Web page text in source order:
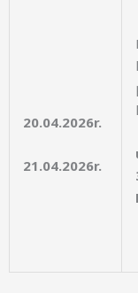
20.04.2026r.
21.04.2026r.